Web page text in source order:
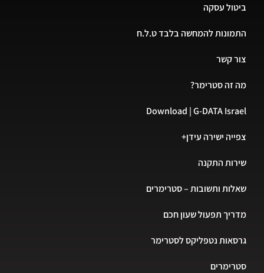
עסקה
להמחשה בלבד ט.ל.ח
קשר
זה סטרימר?
Download | G-DATA
ישירה עידן+
התקנה
ותשובות – סטרימרים
תפעול שעון חכם
נטפליקס לסטרימר